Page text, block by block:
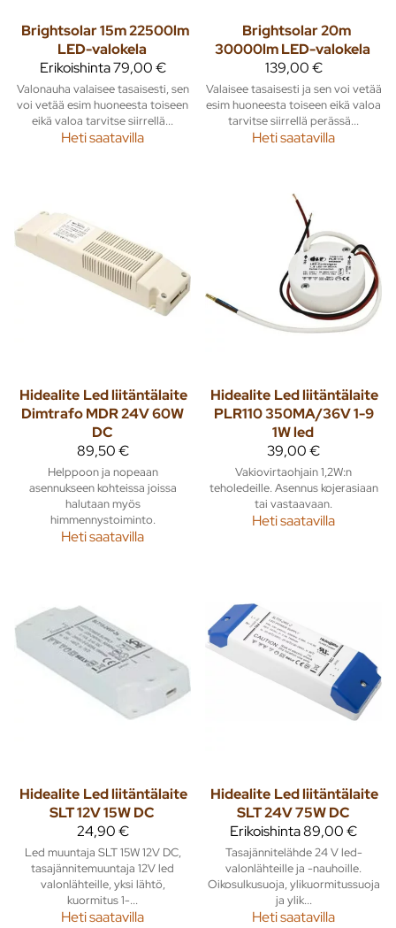
Brightsolar 15m 22500lm
LED-valokela
Erikoishinta79,00 €
Valonauha valaisee tasaisesti, sen
voi vetää esim huoneesta toiseen
eikä valoa tarvitse siirrellä...
Heti saatavilla
Brightsolar 20m
30000lm LED-valokela
139,00 €
Valaisee tasaisesti ja sen voi vetää
esim huoneesta toiseen eikä valoa
tarvitse siirrellä perässä...
Heti saatavilla
Hidealite Led liitäntälaite
Dimtrafo MDR 24V 60W
DC
89,50 €
Helppoon ja nopeaan
asennukseen kohteissa joissa
halutaan myös
himmennystoiminto.
Heti saatavilla
Hidealite Led liitäntälaite
PLR110 350MA/36V 1-9
1W led
39,00 €
Vakiovirtaohjain 1,2W:n
teholedeille. Asennus kojerasiaan
tai vastaavaan.
Heti saatavilla
Hidealite Led liitäntälaite
SLT 12V 15W DC
24,90 €
Led muuntaja SLT 15W 12V DC,
tasajännitemuuntaja 12V led
valonlähteille, yksi lähtö,
kuormitus 1-...
Heti saatavilla
Hidealite Led liitäntälaite
SLT 24V 75W DC
Erikoishinta89,00 €
Tasajännitelähde 24 V led-
valonlähteille ja -nauhoille.
Oikosulkusuoja, ylikuormitussuoja
ja ylik...
Heti saatavilla